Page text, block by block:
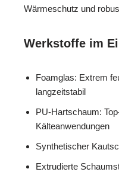
Wärmeschutz und
Werkstoffe im
Foamglas: Extrem
langzeitstabil
PU-Hartschaum:
Kälteanwendungen
Synthetischer
Extrudierte